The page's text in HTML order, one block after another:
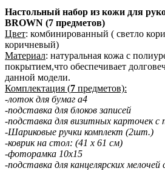
Настольный набор из кожи для
BROWN (7 предметов)
Цвет: комбинированный ( светло
коричневый)
Материал: натуральная кожа c
покрытием,что обеспечивает
данной модели.
Комплектация (7 предметов):
-лоток для бумаг a4
-подставка для блоков записей
-подставка для визитных карточек с
-Шариковые ручки комплект (2шт.)
-коврик на стол: (41 х 61 см)
-фоторамка 10х15
-подставка для канцелярских